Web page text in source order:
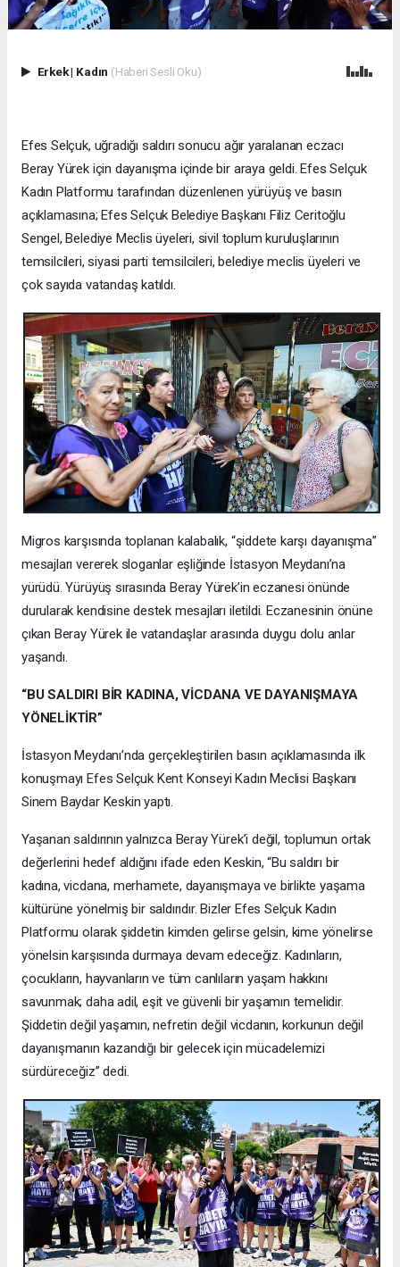
Erkek| Kadın (Haberi Sesli Oku)
Efes Selçuk, uğradığı saldırı sonucu ağır yaralanan eczacı
Beray Yürek için dayanışma içinde bir araya geldi. Efes Selçuk
Kadın Platformu tarafından düzenlenen yürüyüş ve basın
açıklamasına; Efes Selçuk Belediye Başkanı Filiz Ceritoğlu
Sengel, Belediye Meclis üyeleri, sivil toplum kuruluşlarının
temsilcileri, siyasi parti temsilcileri, belediye meclis üyeleri ve
çok sayıda vatandaş katıldı.
Migros karşısında toplanan kalabalık, “şiddete karşı dayanışma”
mesajları vererek sloganlar eşliğinde İstasyon Meydanı’na
yürüdü. Yürüyüş sırasında Beray Yürek’in eczanesi önünde
durularak kendisine destek mesajları iletildi. Eczanesinin önüne
çıkan Beray Yürek ile vatandaşlar arasında duygu dolu anlar
yaşandı.
“BU SALDIRI BİR KADINA, VİCDANA VE DAYANIŞMAYA
YÖNELİKTİR”
İstasyon Meydanı’nda gerçekleştirilen basın açıklamasında ilk
konuşmayı Efes Selçuk Kent Konseyi Kadın Meclisi Başkanı
Sinem Baydar Keskin yaptı.
Yaşanan saldırının yalnızca Beray Yürek’i değil, toplumun ortak
değerlerini hedef aldığını ifade eden Keskin, “Bu saldırı bir
kadına, vicdana, merhamete, dayanışmaya ve birlikte yaşama
kültürüne yönelmiş bir saldırıdır. Bizler Efes Selçuk Kadın
Platformu olarak şiddetin kimden gelirse gelsin, kime yönelirse
yönelsin karşısında durmaya devam edeceğiz. Kadınların,
çocukların, hayvanların ve tüm canlıların yaşam hakkını
savunmak; daha adil, eşit ve güvenli bir yaşamın temelidir.
Şiddetin değil yaşamın, nefretin değil vicdanın, korkunun değil
dayanışmanın kazandığı bir gelecek için mücadelemizi
sürdüreceğiz” dedi.